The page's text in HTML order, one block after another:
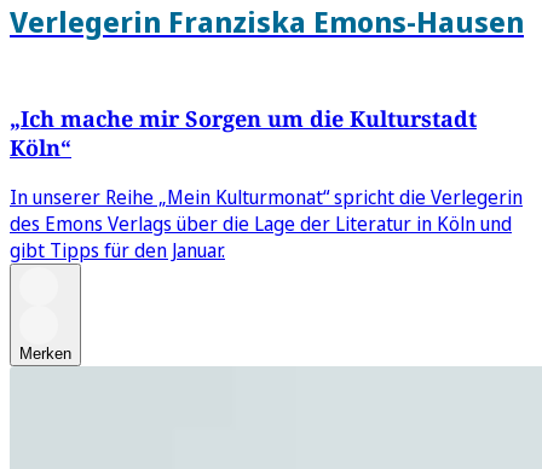
Verlegerin Franziska Emons-Hausen
„Ich mache mir Sorgen um die Kulturstadt
Köln“
In unserer Reihe „Mein Kulturmonat“ spricht die Verlegerin
des Emons Verlags über die Lage der Literatur in Köln und
gibt Tipps für den Januar.
Merken